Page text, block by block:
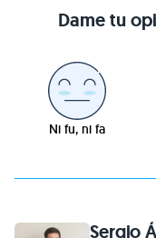
Dame tu
Ni fu, ni fa
Sergio